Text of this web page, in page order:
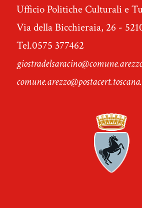
Ufficio Politiche Culturali e
Via della Bicchieraia, 26 -
Tel.0575 377462